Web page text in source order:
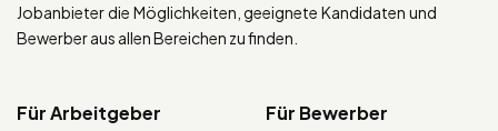
Jobanbieter die Möglichkeiten, geeignete Kandidaten und
Bewerber aus allen Bereichen zu finden.
Für Arbeitgeber Für Bewerber